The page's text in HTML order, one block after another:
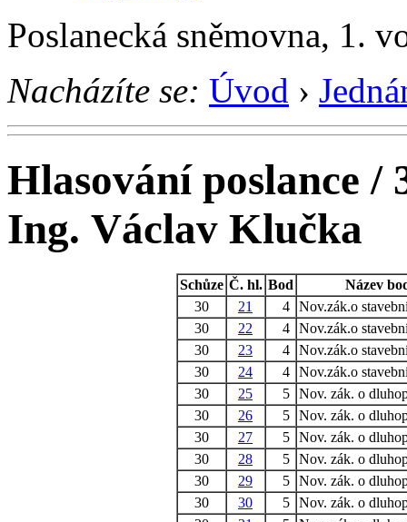
Poslanecká sněmovna, 1.
Nacházíte se: Úvod ›
Hlasování poslance /
Ing. Václav Klučka
Schůze Č. hl. Bod
Název
30
21 4 Nov.zák.o
30
22 4 Nov.zák.o
30
23 4 Nov.zák.o
30
24 4 Nov.zák.o
30
25 5 Nov. zák. o
30
26 5 Nov. zák. o
30
27 5 Nov. zák. o
30
28 5 Nov. zák. o
30
29 5 Nov. zák. o
30
30 5 Nov. zák. o